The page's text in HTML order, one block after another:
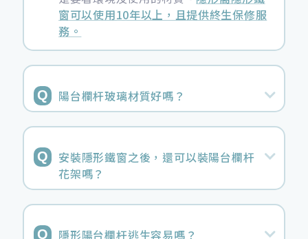
窗可以使用10年以上，且提供終生保修服
務。
陽台欄杆玻璃材質好嗎？
安裝隱形鐵窗之後，還可以裝陽台欄杆
花架嗎？
隱形陽台欄杆逃生容易嗎？